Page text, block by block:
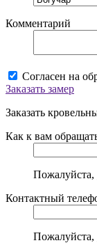
Комментарий
Согласен на
Заказать замер
Заказать
Как к вам
Контактный
Пожалуйста,